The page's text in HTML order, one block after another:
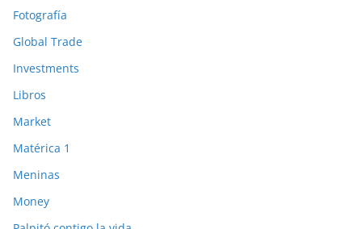
Fotografía
Global Trade
Investments
Libros
Market
Matérica 1
Meninas
Money